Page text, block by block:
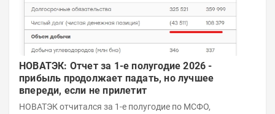
НОВАТЭК: Отчет за 1-е полугодие 2026 -
прибыль продолжает падать, но лучшее
впереди, если не прилетит
НОВАТЭК отчитался за 1-е полугодие по МСФО,